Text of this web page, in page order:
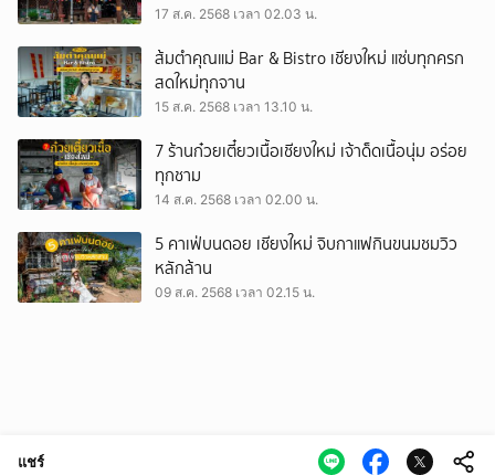
17 ส.ค. 2568 เวลา 02.03 น.
ส้มตำคุณแม่ Bar & Bistro เชียงใหม่ แซ่บทุกครก
สดใหม่ทุกจาน
15 ส.ค. 2568 เวลา 13.10 น.
7 ร้านก๋วยเตี๋ยวเนื้อเชียงใหม่ เจ้าด็ดเนื้อนุ่ม อร่อย
ทุกชาม
14 ส.ค. 2568 เวลา 02.00 น.
5 คาเฟ่บนดอย เชียงใหม่ จิบกาแฟกินขนมชมวิว
หลักล้าน
09 ส.ค. 2568 เวลา 02.15 น.
แชร์